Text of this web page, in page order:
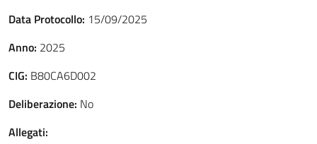
Data Protocollo: 15/09/2025
Anno: 2025
CIG: B80CA6D002
Deliberazione: No
Allegati: